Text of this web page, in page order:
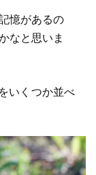
憶があるの
なと思いま
いくつか並べ